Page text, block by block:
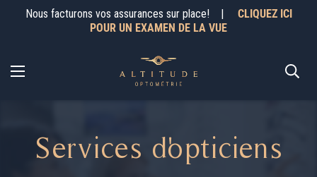
Nous facturons vos assurances sur place! |
CLIQUEZ ICI
POUR UN EXAMEN DE LA VUE
Services d'opticiens